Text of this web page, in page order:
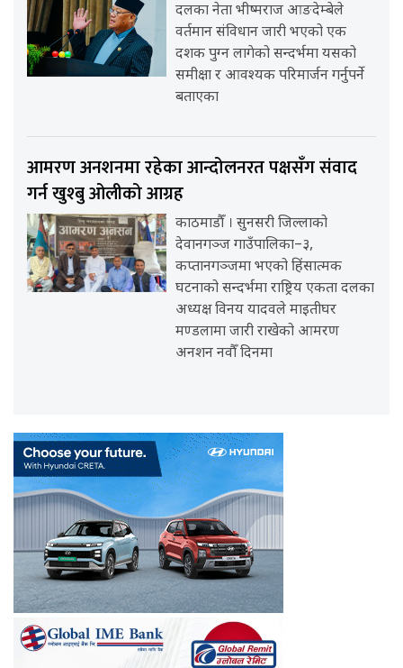
दलका नेता भीष्मराज आङदेम्बेले
वर्तमान संविधान जारी भएको एक
दशक पुग्न लागेको सन्दर्भमा यसको
समीक्षा र आवश्यक परिमार्जन गर्नुपर्ने
बताएका
आमरण अनशनमा रहेका आन्दोलनरत पक्षसँग संवाद
गर्न खुश्बु ओलीको आग्रह
काठमाडौँ । सुनसरी जिल्लाको
देवानगञ्ज गाउँपालिका–३,
कप्तानगञ्जमा भएको हिंसात्मक
घटनाको सन्दर्भमा राष्ट्रिय एकता दलका
अध्यक्ष विनय यादवले माइतीघर
मण्डलामा जारी राखेको आमरण
अनशन नवौँ दिनमा